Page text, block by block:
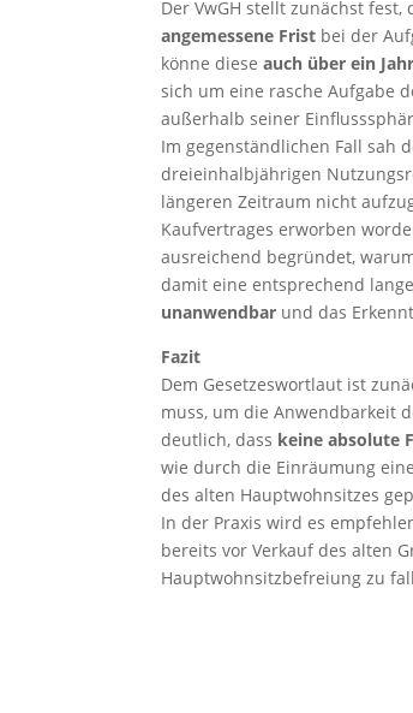
Der VwGH stellt zunächst
angemessene Frist bei der
könne dieseauch über ein Jahr
sich um eine rasche Aufgabe
außerhalb seiner
Im gegenständlichen Fall sah
dreieinhalbjährigen
längeren Zeitraum nicht
Kaufvertrages erworben
ausreichend begründet,
damit eine entsprechend
unanwendbar und das
Fazit
Dem Gesetzeswortlaut ist
muss, um die Anwendbarkeit
deutlich, dass keine absolute
wie durch die Einräumung
des alten Hauptwohnsitzes
In der Praxis wird es
bereits vor Verkauf des alten
Hauptwohnsitzbefreiung zu